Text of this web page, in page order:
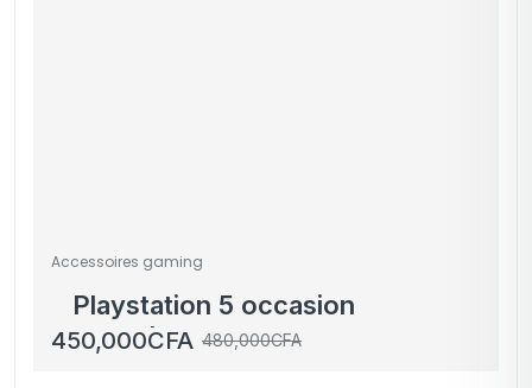
Accessoires gaming
Playstation 5 occasion
venant
480,000CFA
450,000CFA